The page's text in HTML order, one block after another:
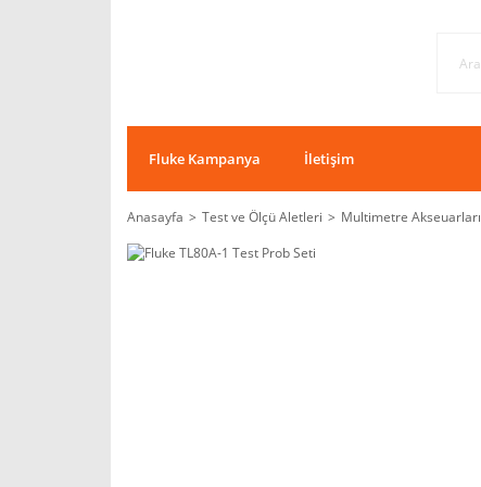
Fluke Kampanya İletişim
Anasayfa Test ve Ölçü Aletleri Multimetre Akseuarları